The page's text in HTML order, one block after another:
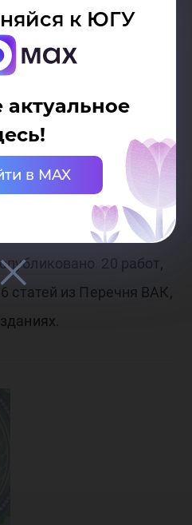
к ЮГУ
актуальное
в MAX
методах оценки
автономного округа
государственной
федеральным
Ханты-
округа – Югры.
20 работ,
статей из Перечня ВАК,